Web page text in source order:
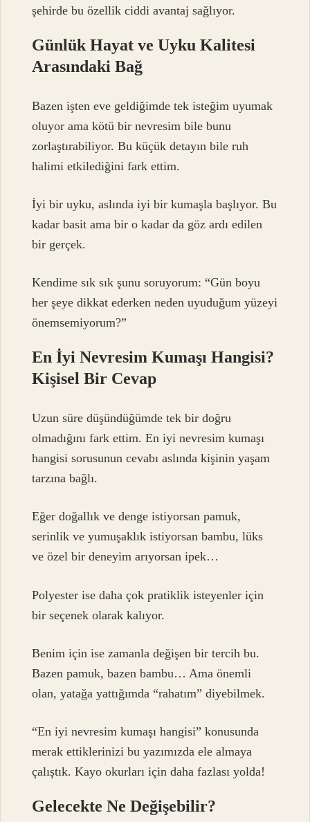
şehirde bu özellik ciddi avantaj sağlıyor.
Günlük Hayat ve Uyku Kalitesi
Arasındaki Bağ
Bazen işten eve geldiğimde tek isteğim uyumak
oluyor ama kötü bir nevresim bile bunu
zorlaştırabiliyor. Bu küçük detayın bile ruh
halimi etkilediğini fark ettim.
İyi bir uyku, aslında iyi bir kumaşla başlıyor. Bu
kadar basit ama bir o kadar da göz ardı edilen
bir gerçek.
Kendime sık sık şunu soruyorum: “Gün boyu
her şeye dikkat ederken neden uyuduğum yüzeyi
önemsemiyorum?”
En İyi Nevresim Kumaşı Hangisi?
Kişisel Bir Cevap
Uzun süre düşündüğümde tek bir doğru
olmadığını fark ettim. En iyi nevresim kumaşı
hangisi sorusunun cevabı aslında kişinin yaşam
tarzına bağlı.
Eğer doğallık ve denge istiyorsan pamuk,
serinlik ve yumuşaklık istiyorsan bambu, lüks
ve özel bir deneyim arıyorsan ipek…
Polyester ise daha çok pratiklik isteyenler için
bir seçenek olarak kalıyor.
Benim için ise zamanla değişen bir tercih bu.
Bazen pamuk, bazen bambu… Ama önemli
olan, yatağa yattığımda “rahatım” diyebilmek.
“En iyi nevresim kumaşı hangisi” konusunda
merak ettiklerinizi bu yazımızda ele almaya
çalıştık. Kayo okurları için daha fazlası yolda!
Gelecekte Ne Değişebilir?